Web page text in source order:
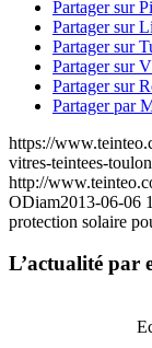
Partager sur
Partager sur
Partager sur
Partager sur
Partager sur
Partager par
https://
vitres-teintees-
http://
ODiam2013-06-06
protection solaire
L’actualité par